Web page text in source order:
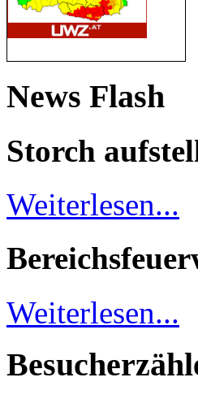
News Flash
Storch
Weiterlesen...
Weiterlesen...